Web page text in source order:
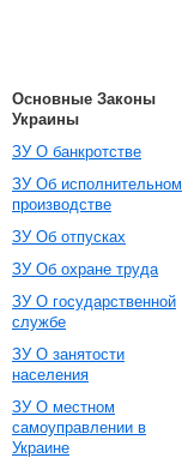
Основные Законы
Украины
ЗУ О банкротстве
ЗУ Об исполнительном
производстве
ЗУ Об отпусках
ЗУ Об охране труда
ЗУ О государственной
службе
ЗУ О занятости
населения
ЗУ О местном
самоуправлении в
Украине